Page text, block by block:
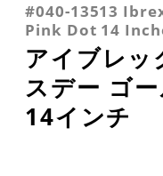
#040-13513
Pink Dot 14
アイブレッ
スデー ゴ
14インチ